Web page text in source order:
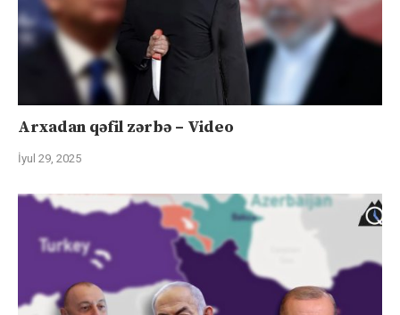
Arxadan qəfil zərbə – Video
İyul 29, 2025